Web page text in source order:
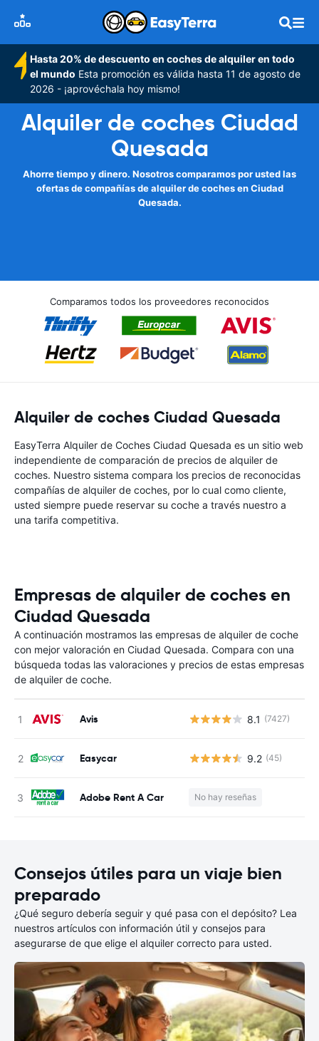
Hasta 20% de descuento en coches de alquiler en todo
el mundo Esta promoción es válida hasta 11 de agosto de
2026 - ¡aprovéchala hoy mismo!
Alquiler de coches Ciudad
Quesada
Ahorre tiempo y dinero. Nosotros comparamos por usted las
ofertas de compañías de alquiler de coches en Ciudad
Quesada.
Comparamos todos los proveedores reconocidos
Alquiler de coches Ciudad Quesada
EasyTerra Alquiler de Coches Ciudad Quesada es un sitio web
independiente de comparación de precios de alquiler de
coches. Nuestro sistema compara los precios de reconocidas
compañías de alquiler de coches, por lo cual como cliente,
usted siempre puede reservar su coche a través nuestro a
una tarifa competitiva.
Empresas de alquiler de coches en
Ciudad Quesada
A continuación mostramos las empresas de alquiler de coche
con mejor valoración en Ciudad Quesada. Compara con una
búsqueda todas las valoraciones y precios de estas empresas
de alquiler de coche.
Avis 8.1 (7427)
Easycar 9.2 (45)
Adobe Rent A Car No hay reseñas
Consejos útiles para un viaje bien
preparado
¿Qué seguro debería seguir y qué pasa con el depósito? Lea
nuestros artículos con información útil y consejos para
asegurarse de que elige el alquiler correcto para usted.